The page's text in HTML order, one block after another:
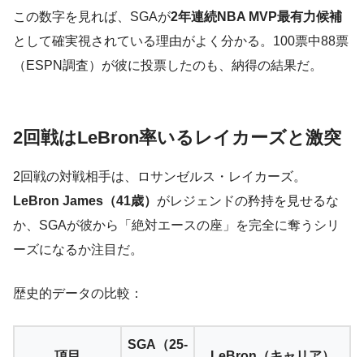
この数字を見れば、SGAが2年連続NBA MVP最有力候補
として確実視されている理由がよく分かる。100票中88票
（ESPN調査）が彼に投票したのも、納得の結果だ。
2回戦はLeBron率いるレイカーズと激突
2回戦の対戦相手は、ロサンゼルス・レイカーズ。
LeBron James（41歳） がレジェンドの矜持を見せるな
か、SGAが彼から「絶対エースの座」を完全に奪うシリ
ーズになるか注目だ。
歴史的データの比較：
SGA（25-